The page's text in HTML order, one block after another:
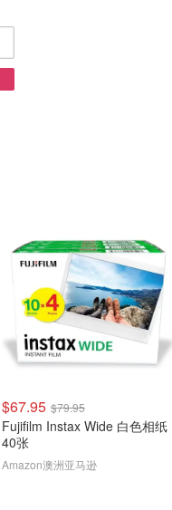
$67.95 $79.95
Fujifilm Instax Wide 白色相纸
40张
Amazon澳洲亚马逊